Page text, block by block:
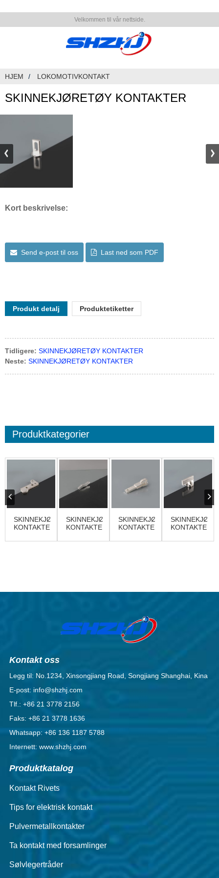
Velkommen til vår nettside.
HJEM LOKOMOTIVKONTAKT
SKINNEKJØRETØY KONTAKTER
Kort beskrivelse:
Send e-post til oss Last ned som PDF
Produkt detalj Produktetiketter
Tidligere: SKINNEKJØRETØY KONTAKTER
Neste: SKINNEKJØRETØY KONTAKTER
Produktkategorier
SKINNEKJØRETØY
KONTAKTER
SKINNEKJØRETØY
KONTAKTER
SKINNEKJØRETØY
KONTAKTER
KONTAKTER
Kontakt oss
Legg til: No.1234, Xinsongjiang Road, Songjiang Shanghai, Kina
E-post: info@shzhj.com
Tlf.: +86 21 3778 2156
Faks: +86 21 3778 1636
Whatsapp: +86 136 1187 5788
Internett: www.shzhj.com
Produktkatalog
Kontakt Rivets
Tips for elektrisk kontakt
Pulvermetallkontakter
Ta kontakt med forsamlinger
Sølvlegertråder